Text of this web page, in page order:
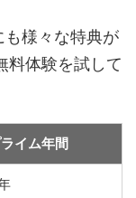
も様々な特典が
料体験を試して
イム年間